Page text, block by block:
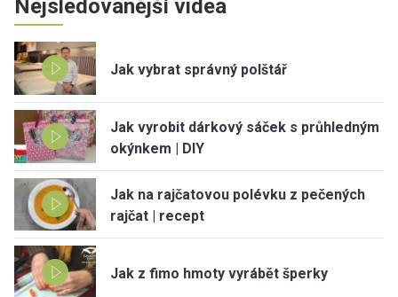
Nejsledovanější videa
Jak vybrat správný polštář
Jak vyrobit dárkový sáček s průhledným
okýnkem | DIY
Jak na rajčatovou polévku z pečených
rajčat | recept
Jak z fimo hmoty vyrábět šperky